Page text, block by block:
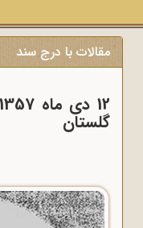
مقالات با درج سند
گلستان